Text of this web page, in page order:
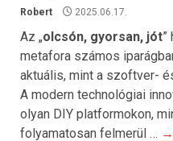
Robert 2025.06.17.
Az „olcsón, gyorsan, jót”
metafora számos
aktuális, mint a szoftver-
A modern technológiai
olyan DIY platformokon,
folyamatosan felmerül … →